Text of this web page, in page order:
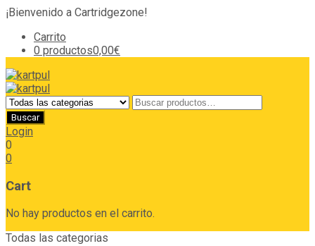
¡Bienvenido a Cartridgezone!
Carrito
0 productos0,00€
Login
0
0
Cart
No hay productos en el carrito.
Todas las categorias